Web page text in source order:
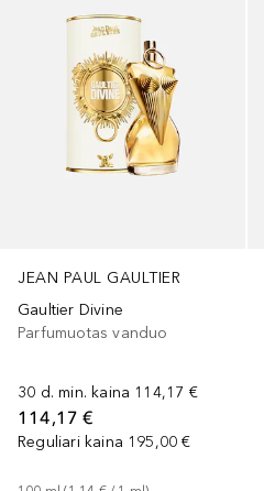
JEAN PAUL GAULTIER
Gaultier Divine
Parfumuotas vanduo
30 d. min. kaina 114,17 €
114,17 €
Reguliari kaina 195,00 €